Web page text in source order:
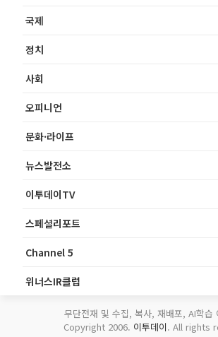
국제
정치
사회
오피니언
문화·라이프
뉴스발전소
이투데이TV
스페셜리포트
Channel 5
위너스IR클럽
무단전재 및 수집, 복사, 재배포, AI학습
Copyright 2006. 이투데이. All rights